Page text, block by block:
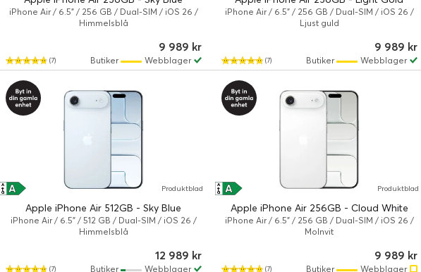
iPhone Air / 6.5" / 256 GB / Dual-SIM / iOS 26 /
Himmelsblå
(7)
9 989 kr
Webblager
Butiker
iPhone Air / 6.5" / 256 GB / Dual-SIM / iOS 26 /
Ljust guld
(7)
9 989 kr
Webblager
Butiker
Apple iPhone Air 512GB - Sky Blue
iPhone Air / 6.5" / 512 GB / Dual-SIM / iOS 26 /
Himmelsblå
A
A
↑
G Produktblad
(7)
12 989 kr
Webblager
Butiker
Apple iPhone Air 256GB - Cloud White
iPhone Air / 6.5" / 256 GB / Dual-SIM / iOS 26 /
Molnvit
A
A
↑
G Produktblad
(7)
9 989 kr
Webblager
Butiker